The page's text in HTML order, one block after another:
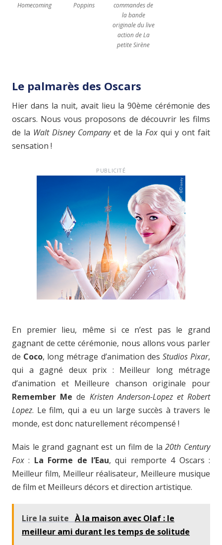
Homecoming
Poppins
commandes de
la bande
originale du live
action de La
petite Sirène
Le palmarès des Oscars
Hier dans la nuit, avait lieu la 90ème cérémonie des
oscars. Nous vous proposons de découvrir les films
de la Walt Disney Companyet de la Fox qui y ont fait
sensation !
PUBLICITÉ
En premier lieu, même si ce n’est pas le grand
gagnant de cette cérémonie, nous allons vous parler
de Coco, long métrage d’animation des Studios Pixar,
qui a gagné deux prix : Meilleur long métrage
d’animation et Meilleure chanson originale pour
Remember Me de Kristen Anderson-Lopez et Robert
Lopez. Le film, qui a eu un large succès à travers le
monde, est donc naturellement récompensé !
Mais le grand gagnant est un film de la20th Century
Fox : La Forme de l’Eau, qui remporte 4 Oscars :
Meilleur film, Meilleur réalisateur, Meilleure musique
de film et Meilleurs décors et direction artistique.
Lire la suite À la maison avec Olaf : le
meilleur ami durant les temps de solitude